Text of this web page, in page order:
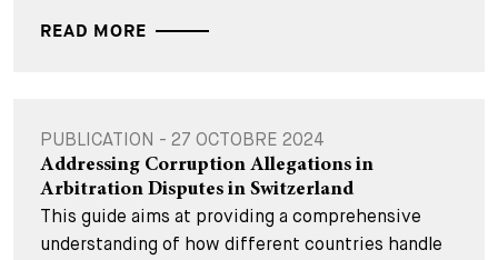
READ MORE
PUBLICATION - 27 OCTOBRE 2024
Addressing Corruption Allegations in
Arbitration Disputes in Switzerland
This guide aims at providing a comprehensive
understanding of how different countries handle